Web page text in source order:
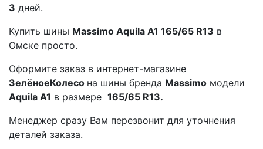
3 дней.
Купить шины Massimo Aquila A1 165/65 R13 в
Омске просто.
Оформите заказ в интернет-магазине
ЗелёноеКолесо на шины бренда Massimo модели
Aquila A1 в размере 165/65 R13.
Менеджер сразу Вам перезвонит для уточнения
деталей заказа.